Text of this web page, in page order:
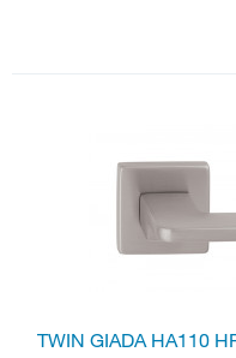
TWIN GIADA HA110